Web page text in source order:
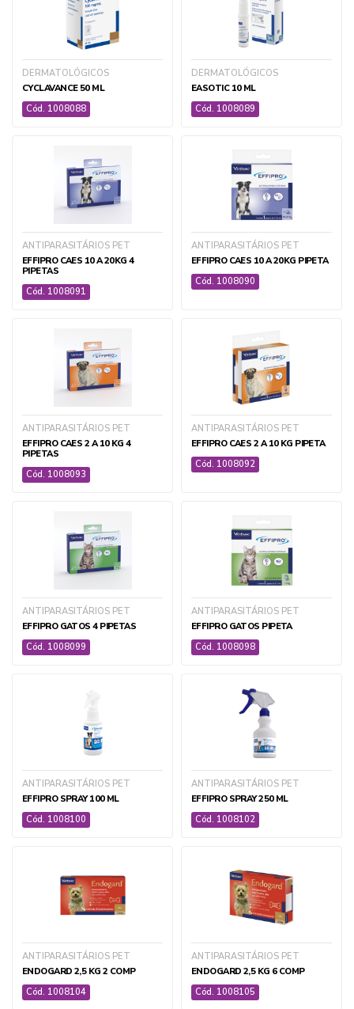
DERMATOLÓGICOS
CYCLAVANCE 50 ML
Cód. 1008088
DERMATOLÓGICOS
EASOTIC 10 ML
Cód. 1008089
ANTIPARASITÁRIOS PET
EFFIPRO CAES 10 A 20KG 4
PIPETAS
Cód. 1008091
ANTIPARASITÁRIOS PET
EFFIPRO CAES 10 A 20KG PIPETA
Cód. 1008090
ANTIPARASITÁRIOS PET
EFFIPRO CAES 2 A 10 KG 4
PIPETAS
Cód. 1008093
ANTIPARASITÁRIOS PET
EFFIPRO CAES 2 A 10 KG PIPETA
Cód. 1008092
ANTIPARASITÁRIOS PET
EFFIPRO GATOS 4 PIPETAS
Cód. 1008099
ANTIPARASITÁRIOS PET
EFFIPRO GATOS PIPETA
Cód. 1008098
ANTIPARASITÁRIOS PET
EFFIPRO SPRAY 100 ML
Cód. 1008100
ANTIPARASITÁRIOS PET
EFFIPRO SPRAY 250 ML
Cód. 1008102
ANTIPARASITÁRIOS PET
ENDOGARD 2,5 KG 2 COMP
Cód. 1008104
ANTIPARASITÁRIOS PET
ENDOGARD 2,5 KG 6 COMP
Cód. 1008105
AGROPECUÁRIA
APICULTURA
BOTAS E CALCADOS
CASA E CONSTRUÇÃO
CORDAS E BARBANTES
EQUIPAMENTOS DE PROTEÇÃO
EXPOSITORES
FUMICULTURA
IRRIGAÇÃO
JARDINAGEM E HORTIFRUTI
PLANTADEIRAS E ADUBADEIRAS MANUAIS
PULVERIZAÇÃO
SEMENTES E INOCULANTES
VETERINÁRIA
CIRÚRGICO E AMBULATORIAL
DOMISSANITÁRIOS
MEDICAMENTOS VET
+ ver todas